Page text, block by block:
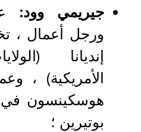
جيريمي وود:
ورجل أعمال ،
إنديانا
الأمريكية) ،
هوسكينسون في
بوتيرين ؛